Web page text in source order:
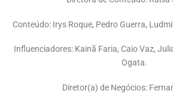
Conteúdo: Irys Roque, Pedro Guerra,
Influenciadores: Kainã Faria, Caio Vaz,
Ogata.
Diretor(a) de Negócios: